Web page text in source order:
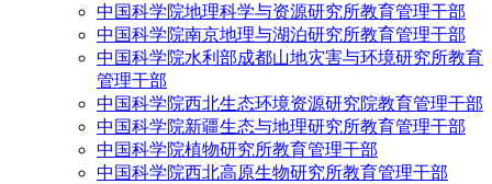
中国科学院地理科学与资源研究所教育管理干部
中国科学院南京地理与湖泊研究所教育管理干部
中国科学院水利部成都山地灾害与环境研究所教育
管理干部
中国科学院西北生态环境资源研究院教育管理干部
中国科学院新疆生态与地理研究所教育管理干部
中国科学院植物研究所教育管理干部
中国科学院西北高原生物研究所教育管理干部